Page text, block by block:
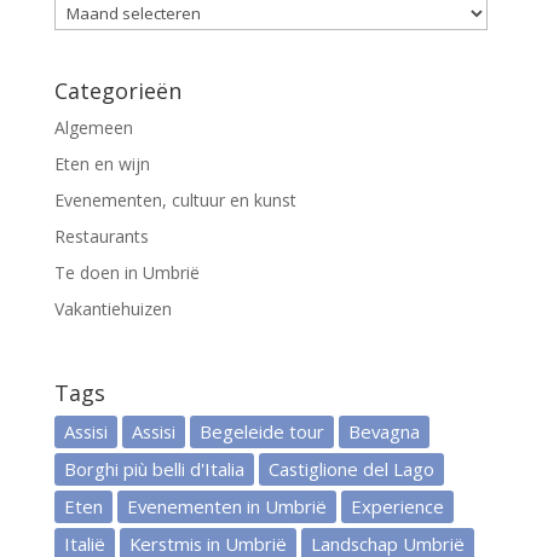
Archief
Categorieën
Algemeen
Eten en wijn
Evenementen, cultuur en kunst
Restaurants
Te doen in Umbrië
Vakantiehuizen
Tags
Assisi Assisi Begeleide tour
Bevagna
Borghi più belli d'Italia
Castiglione del Lago
Eten
Evenementen in Umbrië
Experience
Italië
Kerstmis in Umbrië
Landschap Umbrië